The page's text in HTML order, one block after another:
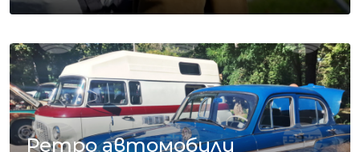
Ретро автомобили